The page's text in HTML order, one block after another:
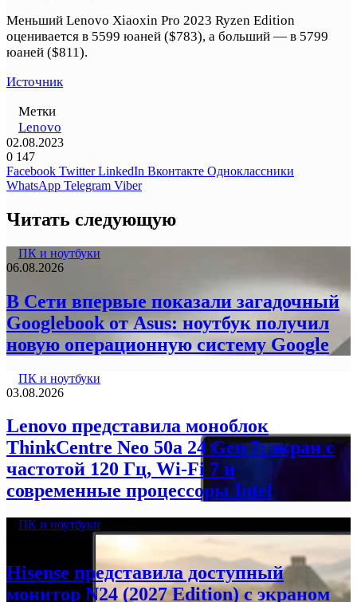
Меньший Lenovo Xiaoxin Pro 2023 Ryzen Edition
оценивается в 5599 юаней ($783), а больший — в 5799
юаней ($811).
Источник
Метки
Lenovo
02.08.2023
0 147
Facebook Twitter LinkedIn Вконтакте Одноклассники
WhatsApp Telegram Viber
Читать следующую
ПК и ноутбуки
06.08.2026
В Сети впервые показали загадочный
Googlebook от Asus: ноутбук получил
новую операционную систему Google
ПК и ноутбуки
03.08.2026
Lenovo представила моноблок
ThinkCentre Neo 50a 24 Gen 7: экран с
частотой 120 Гц, Wi-Fi 7 и
современные процессоры Intel
ПК и ноутбуки
Hisense представила доступный
монитор N24 (2027 Edition) с экраном